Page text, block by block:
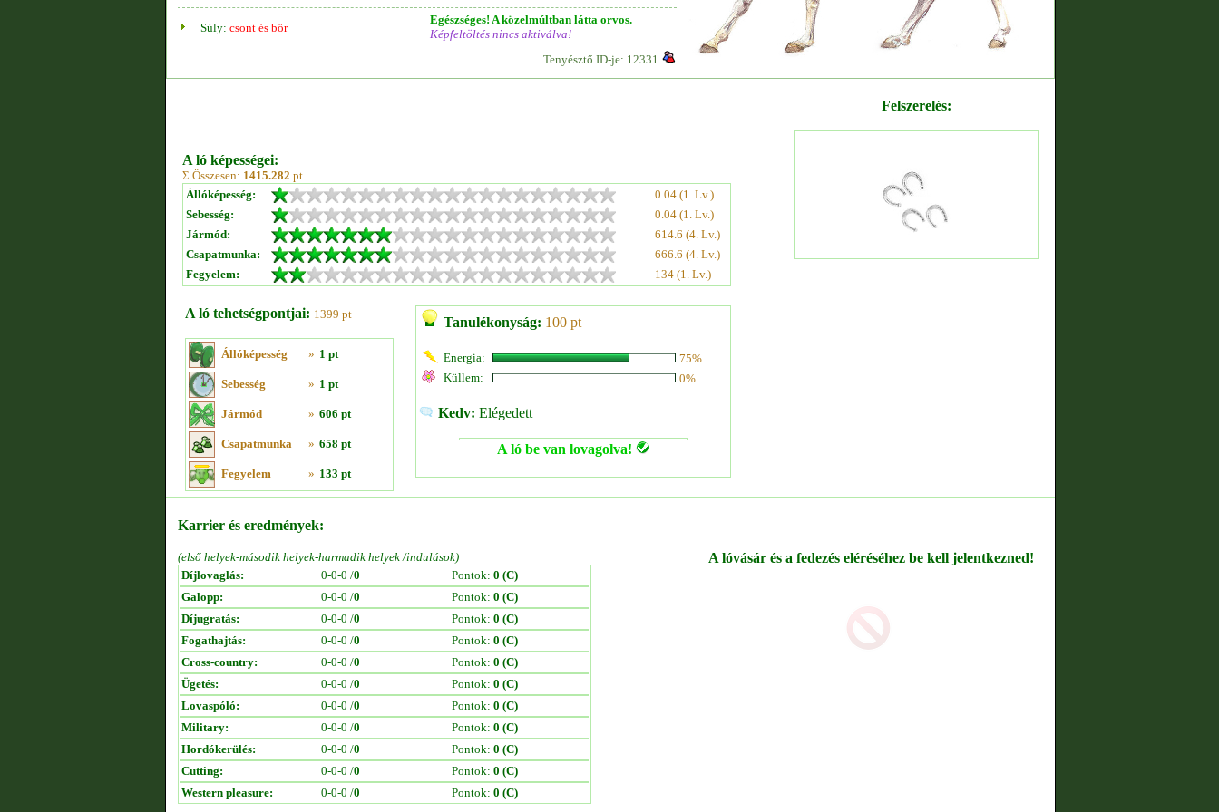
Súly: csont és bőr
Egészséges! A közelmúltban látta orvos.
Képfeltöltés nincs aktiválva!
Tenyésztő ID-je: 12331
A ló képességei:
Σ Összesen: 1415.282 pt
Állóképesség:
0.04 (1. Lv.)
Sebesség:
0.04 (1. Lv.)
Jármód:
614.6 (4. Lv.)
Csapatmunka:
666.6 (4. Lv.)
Fegyelem:
134 (1. Lv.)
A ló tehetségpontjai: 1399 pt
Állóképesség » 1 pt
Sebesség » 1 pt
Jármód » 606 pt
Csapatmunka » 658 pt
Fegyelem » 133 pt
Tanulékonyság: 100 pt
Energia:
75%
Küllem:
0%
Kedv: Elégedett
A ló be van lovagolva!
Felszerelés:
Karrier és eredmények:
(első helyek-második helyek-harmadik helyek /indulások)
Díjlovaglás:
0-0-0 /0 Pontok: 0 (C)
Galopp:
0-0-0 /0 Pontok: 0 (C)
Díjugratás:
0-0-0 /0 Pontok: 0 (C)
Fogathajtás:
0-0-0 /0 Pontok: 0 (C)
Cross-country:
0-0-0 /0 Pontok: 0 (C)
Ügetés:
0-0-0 /0 Pontok: 0 (C)
Lovaspóló:
0-0-0 /0 Pontok: 0 (C)
Military:
0-0-0 /0 Pontok: 0 (C)
Hordókerülés:
0-0-0 /0 Pontok: 0 (C)
Cutting:
0-0-0 /0 Pontok: 0 (C)
Western pleasure:
0-0-0 /0 Pontok: 0 (C)
A lóvásár és a fedezés eléréséhez be kell jelentkezned!